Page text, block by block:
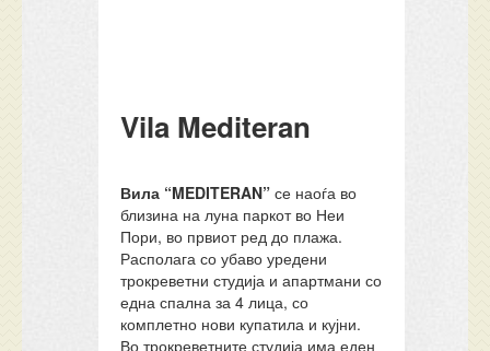
Vila Mediteran
Вила “MEDITERAN” се наоѓа во
близина на луна паркот во Неи
Пори, во првиот ред до плажа.
Располага со убаво уредени
трокреветни студија и апартмани со
една спална за 4 лица, со
комплетно нови купатила и кујни.
Во трокреветните студија има еден